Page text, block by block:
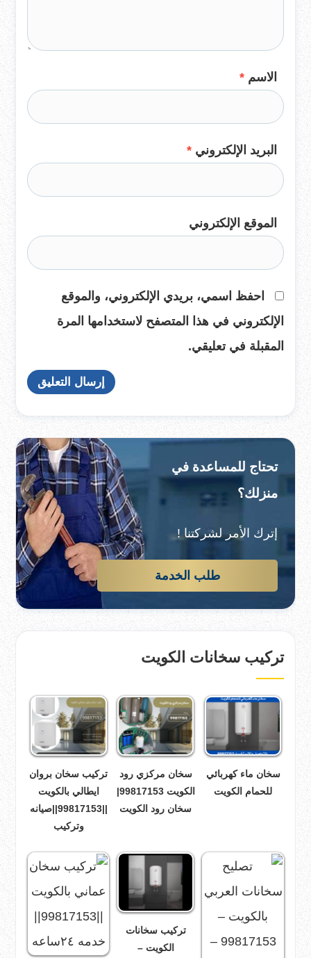
الاسم *
البريد الإلكتروني *
الموقع الإلكتروني
احفظ اسمي، بريدي الإلكتروني، والموقع
الإلكتروني في هذا المتصفح لاستخدامها المرة
المقبلة في تعليقي.
تحتاج للمساعدة في
منزلك؟
إترك الأمر لشركتنا !
طلب الخدمة
تركيب سخانات الكويت
سخان ماء كهربائي
للحمام الكويت
سخان مركزي رود
الكويت 99817153|
سخان رود الكويت
تركيب سخان بروان
ايطالي بالكويت
||99817153||صيانه
وتركيب
تركيب سخانات
الكويت –